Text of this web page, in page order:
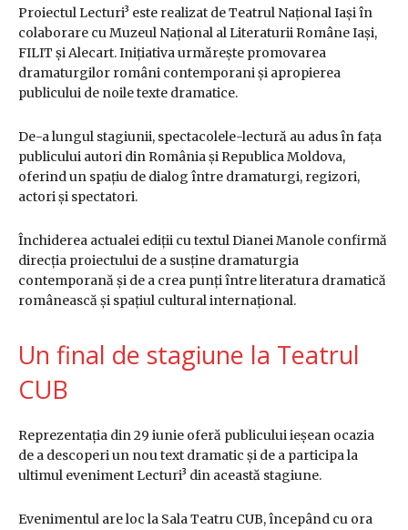
Proiectul Lecturi³ este realizat de Teatrul Național Iași în
colaborare cu Muzeul Național al Literaturii Române Iași,
FILIT și Alecart. Inițiativa urmărește promovarea
dramaturgilor români contemporani și apropierea
publicului de noile texte dramatice.
De-a lungul stagiunii, spectacolele-lectură au adus în fața
publicului autori din România și Republica Moldova,
oferind un spațiu de dialog între dramaturgi, regizori,
actori și spectatori.
Închiderea actualei ediții cu textul Dianei Manole confirmă
direcția proiectului de a susține dramaturgia
contemporană și de a crea punți între literatura dramatică
românească și spațiul cultural internațional.
Un final de stagiune la Teatrul
CUB
Reprezentația din 29 iunie oferă publicului ieșean ocazia
de a descoperi un nou text dramatic și de a participa la
ultimul eveniment Lecturi³ din această stagiune.
Evenimentul are loc la Sala Teatru CUB, începând cu ora